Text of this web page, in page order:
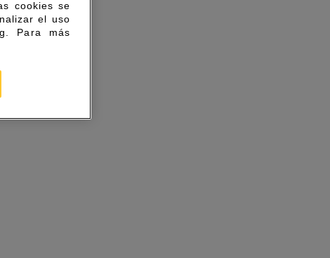
cookies se
el uso
Para más